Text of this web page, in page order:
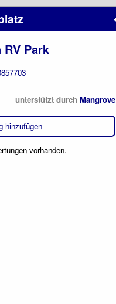
Park
unterstützt durch Mangrove
hinzufügen
vorhanden.